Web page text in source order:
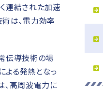
連結された加速
術は､電力効率
伝導技術の場
る発熱となっ
､高周波電力に